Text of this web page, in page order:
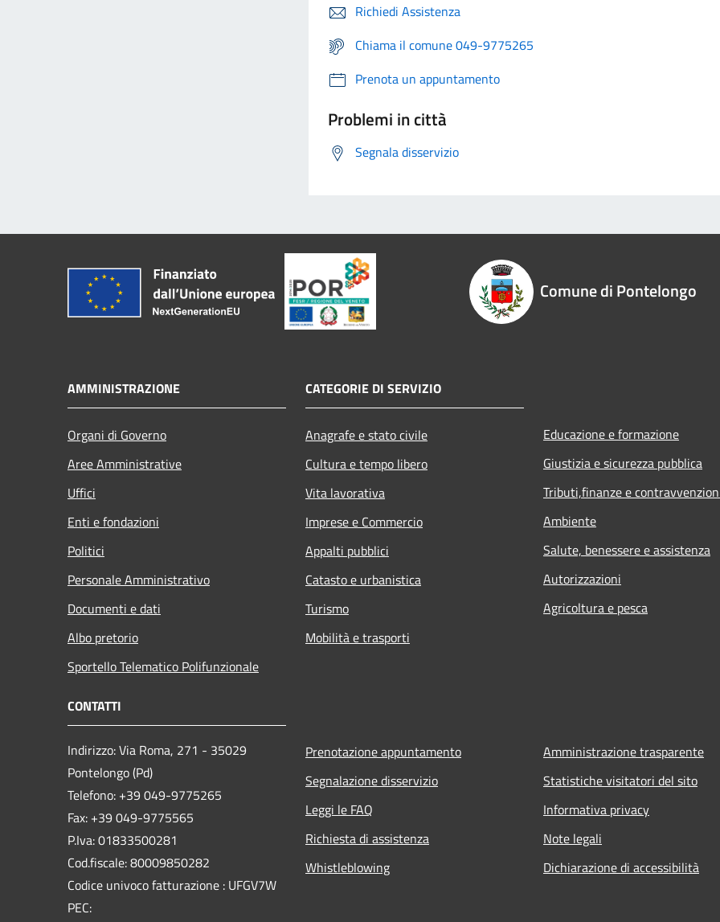
Richiedi Assistenza
Chiama il comune 049-9775265
Prenota un appuntamento
Problemi in città
Segnala disservizio
Comune di Pontelongo
AMMINISTRAZIONE
Organi di Governo
Aree Amministrative
Uffici
Enti e fondazioni
Politici
Personale Amministrativo
Documenti e dati
Albo pretorio
Sportello Telematico Polifunzionale
CATEGORIE DI SERVIZIO
Anagrafe e stato civile
Cultura e tempo libero
Vita lavorativa
Imprese e Commercio
Appalti pubblici
Catasto e urbanistica
Turismo
Mobilità e trasporti
Educazione e formazione
Giustizia e sicurezza pubblica
Tributi,finanze e
Ambiente
Salute, benessere e assistenza
Autorizzazioni
Agricoltura e pesca
CONTATTI
Indirizzo: Via Roma, 271 - 35029
Pontelongo (Pd)
Telefono: +39 049-9775265
Fax: +39 049-9775565
P.Iva: 01833500281
Cod.fiscale: 80009850282
Codice univoco fatturazione : UFGV7W
PEC:
Prenotazione appuntamento
Segnalazione disservizio
Leggi le FAQ
Richiesta di assistenza
Whistleblowing
Amministrazione trasparente
Statistiche visitatori del sito
Informativa privacy
Note legali
Dichiarazione di accessibilità